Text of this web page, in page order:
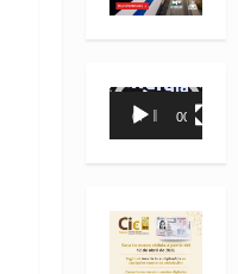
Reproductor
00:00 00:35